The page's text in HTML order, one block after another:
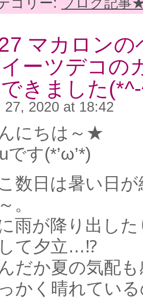
ゴリー: ブログ記事
マカロンの
ーツデコの
きました
27, 2020 at 18:42
にちは～★
です(*’ω’*)
数日は暑い日
。
雨が降り出し
て夕立…⁉
だか夏の気配
かく晴れてい